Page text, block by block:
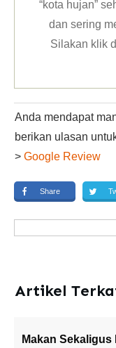
“kota hujan”
dan sering
Silakan klik
Anda mendapat
berikan ulasan
> Google Review
Share
Artikel
Makan